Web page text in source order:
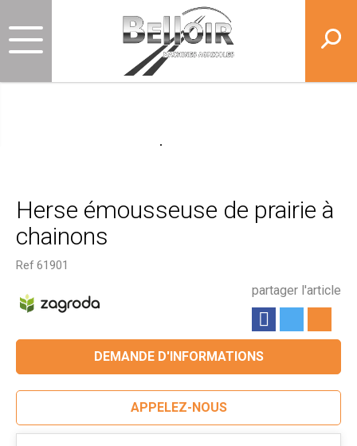
Herse émousseuse de prairie à
chainons
Ref61901
partager l'article
DEMANDE D'INFORMATIONS
APPELEZ-NOUS